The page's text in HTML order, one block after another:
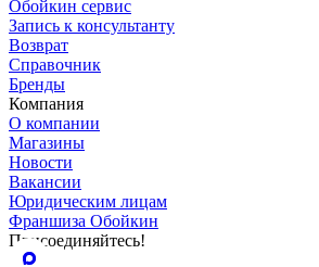
Обойкин сервис
Запись к консультанту
Возврат
Справочник
Бренды
Компания
О компании
Магазины
Новости
Вакансии
Юридическим лицам
Франшиза Обойкин
Присоединяйтесь!